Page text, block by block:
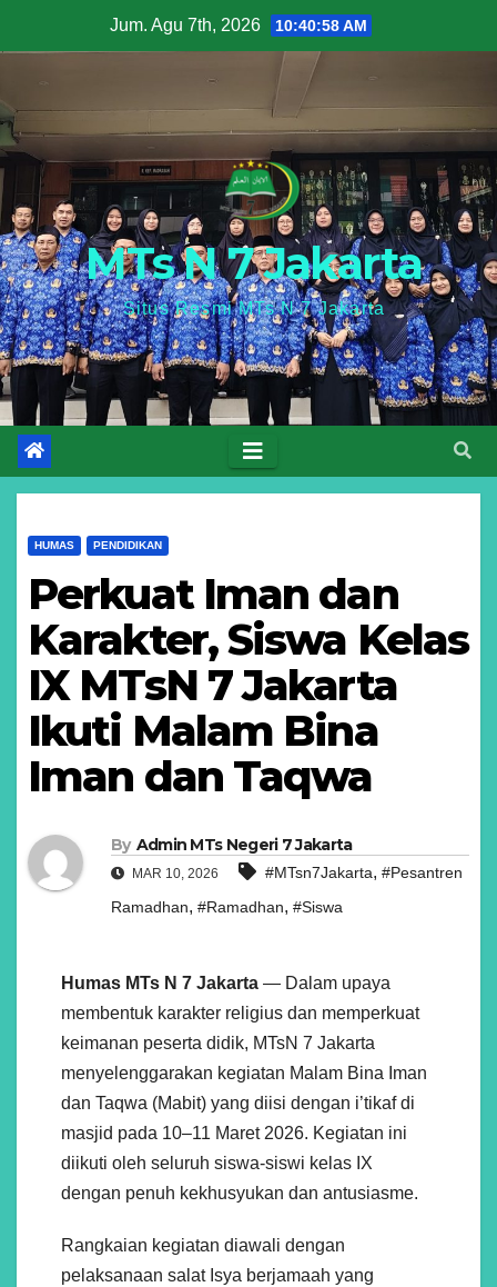
to
Jum. Agu 7th, 2026 10:40:58 AM
MTs N 7 Jakarta
Situs Resmi MTs N 7 Jakarta
HUMAS PENDIDIKAN
Perkuat Iman dan
Karakter, Siswa Kelas
IX MTsN 7 Jakarta
Ikuti Malam Bina
Iman dan Taqwa
By Admin MTs Negeri 7 Jakarta
MAR 10, 2026 #MTsn7Jakarta, #Pesantren
Ramadhan, #Ramadhan, #Siswa
Humas MTs N 7 Jakarta — Dalam upaya
membentuk karakter religius dan memperkuat
keimanan peserta didik, MTsN 7 Jakarta
menyelenggarakan kegiatan Malam Bina Iman
dan Taqwa (Mabit) yang diisi dengan i’tikaf di
masjid pada 10–11 Maret 2026. Kegiatan ini
diikuti oleh seluruh siswa-siswi kelas IX
dengan penuh kekhusyukan dan antusiasme.
Rangkaian kegiatan diawali dengan
pelaksanaan salat Isya berjamaah yang